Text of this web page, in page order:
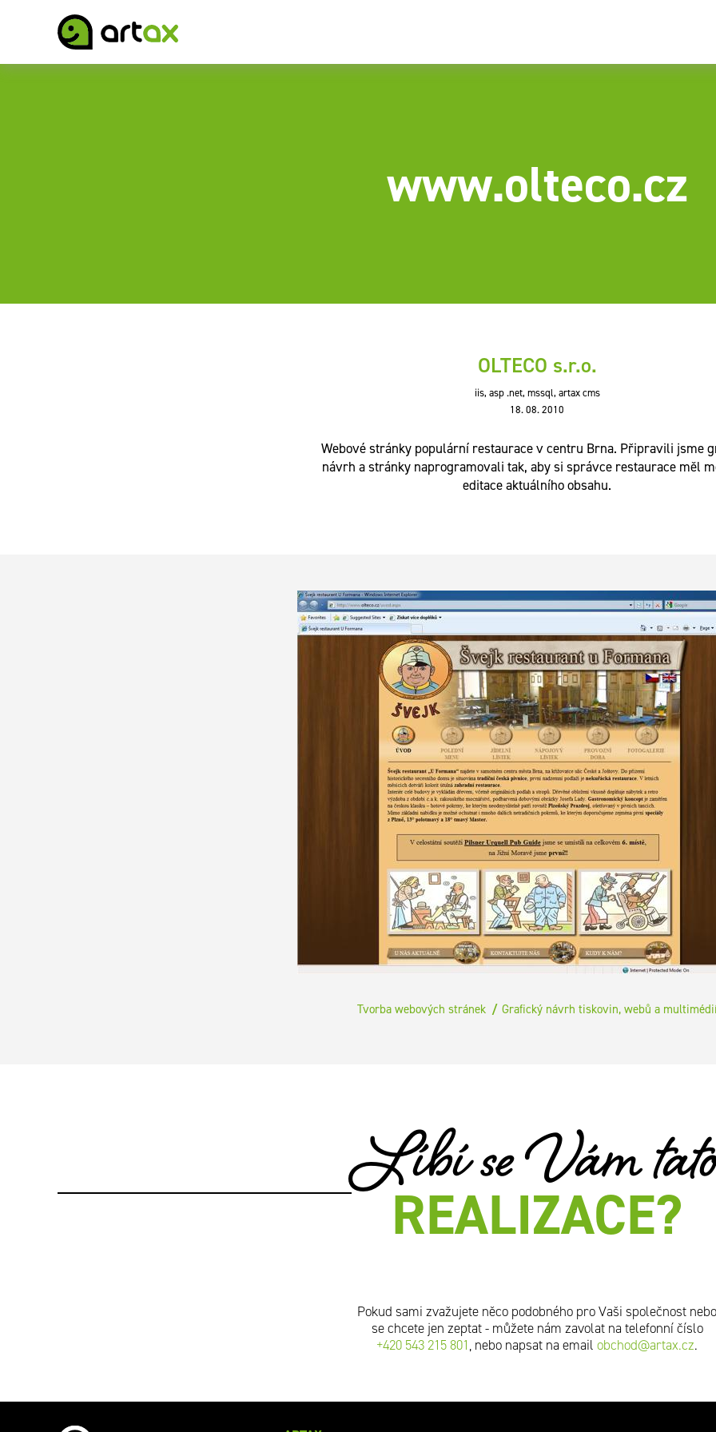
www.olteco.cz
OLTECO s.r.o.
iis, asp .net, mssql, artax cms
18. 08. 2010
Webové stránky populární restaurace v centru Brna. Připravili jsme
návrh a stránky naprogramovali tak, aby si správce restaurace měl
editace aktuálního obsahu.
Tvorba webových stránek Grafický návrh tiskovin, webů a multimédií
Líbí se Vám
REALIZACE?
Pokud sami zvažujete něco podobného pro Vaši společnost nebo
se chcete jen zeptat - můžete nám zavolat na telefonní číslo
+420 543 215 801, nebo napsat na email obchod@artax.cz.